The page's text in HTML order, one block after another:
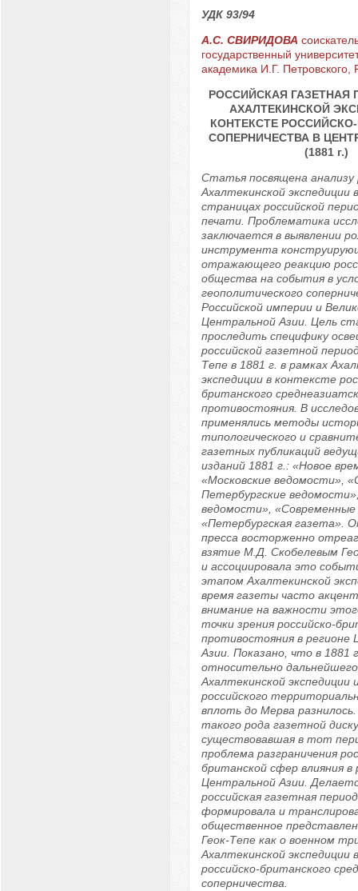
УДК 93/94
А.С. СВИРИДОВА
государственный
академика И.Г. Петровского,
РОССИЙСКАЯ ГАЗЕТНАЯ
АХАЛТЕКИНСКОЙ
КОНТЕКСТЕ
СОПЕРНИЧЕСТВА В
(1881 г.)
Статья посвящена анализу
Ахалтекинской экспедиции
страницах российской
печати. Проблематика
заключается в выявлении
инструмента
отражающего реакцию
общества на события в
геополитического
Российской империи и
Центральной Азии. Цель
проследить специфику
российской газетной
Тепе в 1881 г. в рамках
экспедиции в контексте
британского
противостояния. В
применялись методы
типологического и
газетных публикаций
изданий 1881 г.: «Новое
«Московские ведомости»,
Петербургские
ведомости», «Современные
«Петербургская газета».
пресса восторженно
взятие М.Д. Скобелевым
и ассоциировала это
этапом Ахалтекинской
время газеты часто
внимание на важности
точки зрения российско-
противостояния в регионе
Азии. Показано, что в 1881
относительно
Ахалтекинской экспедиции
российского
вплоть до Мерва
такого рода газетной
существовавшая в тот
проблема разграничения
британской сфер влияния в
Центральной Азии.
российская газетная
формировала и
общественное
Геок-Тепе как о военном
Ахалтекинской экспедиции
российско-британского
соперничества.